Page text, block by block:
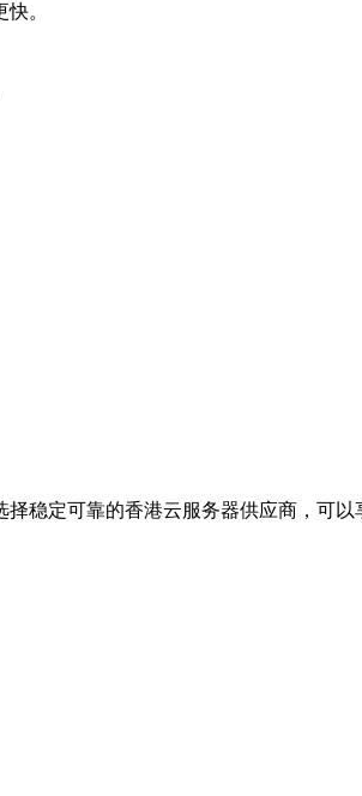
。
稳定可靠的香港云服务器供应商，可